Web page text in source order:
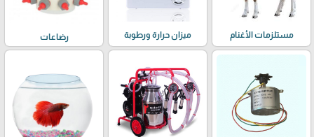
مستلزمات الأغنام ميزان حرارة ورطوبة رضاعات